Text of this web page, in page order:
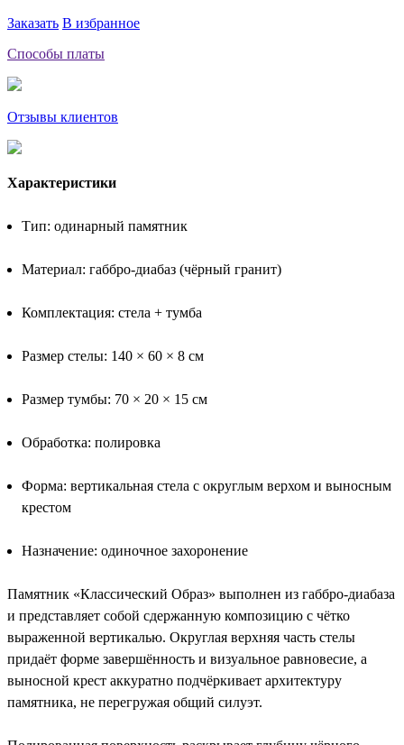
Заказать В избранное
Способы платы
Отзывы клиентов
Характеристики
Тип: одинарный памятник
Материал: габбро-диабаз (чёрный гранит)
Комплектация: стела + тумба
Размер стелы: 140 × 60 × 8 см
Размер тумбы: 70 × 20 × 15 см
Обработка: полировка
Форма: вертикальная стела с округлым верхом и выносным
крестом
Назначение: одиночное захоронение
Памятник «Классический Образ» выполнен из габбро-диабаза
и представляет собой сдержанную композицию с чётко
выраженной вертикалью. Округлая верхняя часть стелы
придаёт форме завершённость и визуальное равновесие, а
выносной крест аккуратно подчёркивает архитектуру
памятника, не перегружая общий силуэт.